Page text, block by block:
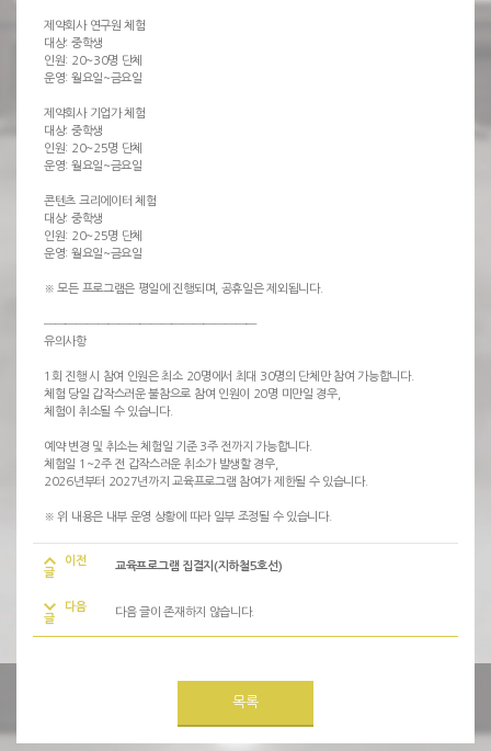
제약회사 연구원 체험
대상: 중학생
인원: 20~30명 단체
운영: 월요일~금요일
제약회사 기업가 체험
대상: 중학생
인원: 20~25명 단체
운영: 월요일~금요일
콘텐츠 크리에이터 체험
대상: 중학생
인원: 20~25명 단체
운영: 월요일~금요일
※ 모든 프로그램은 평일에 진행되며, 공휴일은 제외됩니다.
────────────────────
유의사항
1회 진행 시 참여 인원은 최소 20명에서 최대 30명의 단체만 참여 가능합니다.
체험 당일 갑작스러운 불참으로 참여 인원이 20명 미만일 경우,
체험이 취소될 수 있습니다.
예약 변경 및 취소는 체험일 기준 3주 전까지 가능합니다.
체험일 1~2주 전 갑작스러운 취소가 발생할 경우,
2026년부터 2027년까지 교육프로그램 참여가 제한될 수 있습니다.
※ 위 내용은 내부 운영 상황에 따라 일부 조정될 수 있습니다.
이전
글
교육프로그램 집결지(지하철5호선)
다음
글
다음 글이 존재하지 않습니다.